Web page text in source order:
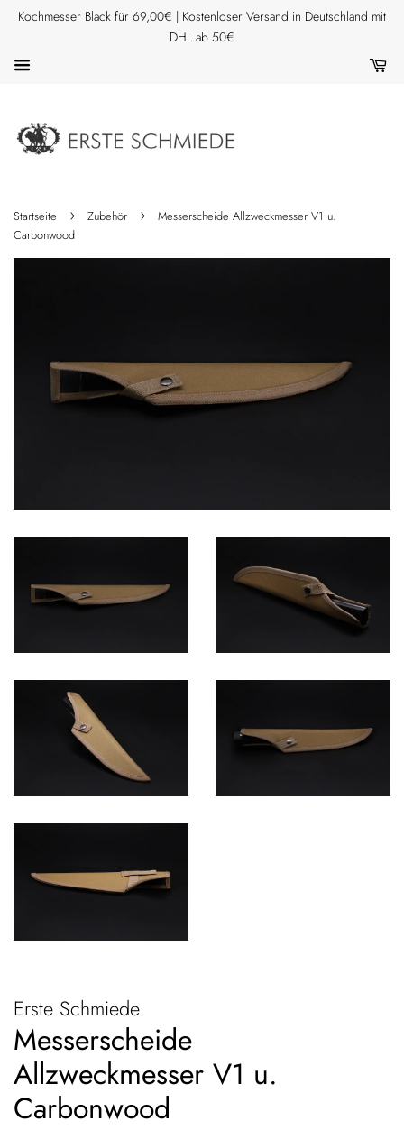
Kochmesser Black für 69,00€ | Kostenloser Versand in Deutschland mit
DHL ab 50€
Startseite › Zubehör ›
Messerscheide Allzweckmesser V1 u.
Carbonwood
Erste Schmiede
Messerscheide
Allzweckmesser V1 u.
Carbonwood